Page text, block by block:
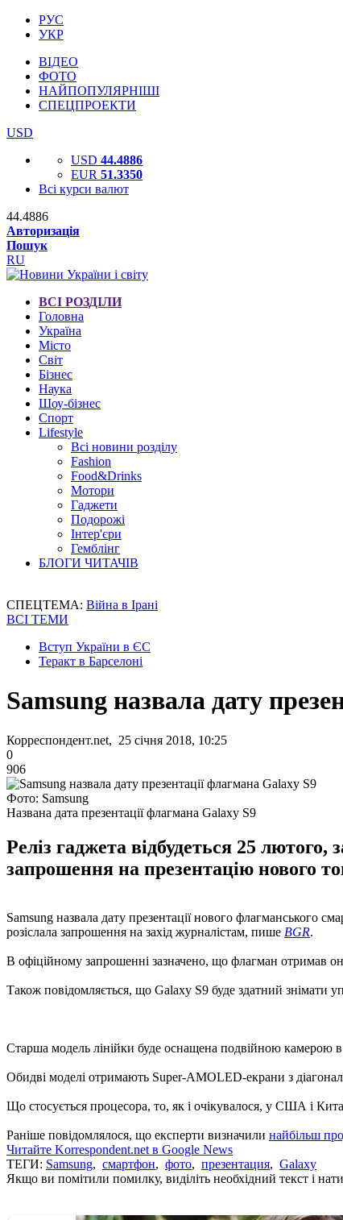
РУС
УКР
ВІДЕО
ФОТО
НАЙПОПУЛЯРНІШІ
СПЕЦПРОЕКТИ
USD
USD 44.4886
EUR 51.3350
Всі курси валют
44.4886
Авторизація
Пошук
RU
ВСІ РОЗДІЛИ
Головна
Україна
Місто
Світ
Бізнес
Наука
Шоу-бізнес
Спорт
Lifestyle
Всі новини розділу
Fashion
Food&Drinks
Мотори
Гаджети
Подорожі
Інтер'єри
Гемблінг
БЛОГИ ЧИТАЧІВ
СПЕЦТЕМА: Війна в Ірані
ВСІ ТЕМИ
Вступ України в ЄС
Теракт в Барселоні
Samsung назвала дату
Корреспондент.net, 25 січня 2018, 10:25
0
906
Фото: Samsung
Названа дата презентації флагмана Galaxy S9
Реліз гаджета відбудеться 25
запрошення на презентацію нового
Samsung назвала дату презентації нового флагманського
розіслала запрошення на захід журналістам, пише BGR.
В офіційному запрошенні зазначено, що флагман отримав
Також повідомляється, що Galaxy S9 буде здатний знімати
Старша модель лінійки буде оснащена подвійною камерою
Обидві моделі отримають Super-AMOLED-екрани з
Що стосується процесора, то, як і очікувалося, у США і
Раніше повідомлялося, що експерти визначили найбільш
Читайте Korrespondent.net в Google News
ТЕГИ: Samsung, смартфон, фото, презентация, Galaxy
Якщо ви помітили помилку, виділіть необхідний текст і